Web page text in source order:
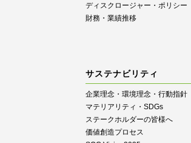
ディスクロージャー・ポリシー
財務・業績推移
サステナビリティ
企業理念・環境理念・行動指針
マテリアリティ・SDGs
ステークホルダーの皆様へ
価値創造プロセス